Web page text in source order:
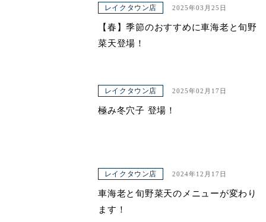
レイクタウン店 2025年03月25日
【春】季節のおすすめに車海老と旬野
菜天登場！
レイクタウン店 2025年02月17日
極み冬穴子 登場！
レイクタウン店 2024年12月17日
車海老と旬野菜天のメニューが変わり
ます！